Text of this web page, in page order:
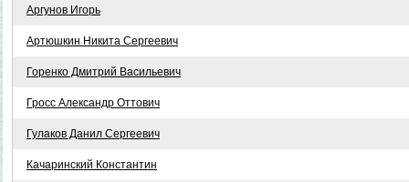
Аргунов Игорь
Артюшкин Никита Сергеевич
Горенко Дмитрий Васильевич
Гросс Александр Оттович
Гулаков Данил Сергеевич
Качаринский Константин